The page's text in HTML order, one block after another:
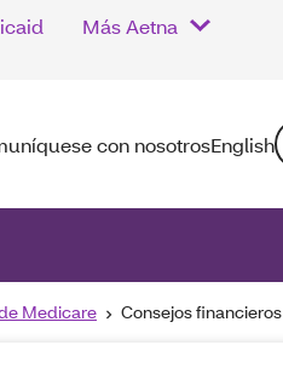
Más Aetna
con nosotrosEnglish
Medicare Consejos